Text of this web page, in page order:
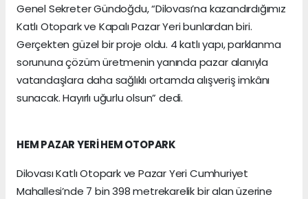
Genel Sekreter Gündoğdu, “Dilovası’na kazandırdığımız
Katlı Otopark ve Kapalı Pazar Yeri bunlardan biri.
Gerçekten güzel bir proje oldu. 4 katlı yapı, parklanma
sorununa çözüm üretmenin yanında pazar alanıyla
vatandaşlara daha sağlıklı ortamda alışveriş imkânı
sunacak. Hayırlı uğurlu olsun” dedi.
HEM PAZAR YERİ HEM OTOPARK
Dilovası Katlı Otopark ve Pazar Yeri Cumhuriyet
Mahallesi’nde 7 bin 398 metrekarelik bir alan üzerine